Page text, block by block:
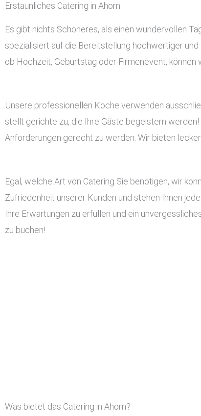
Erstaunliches Catering in Ahorn
Es gibt nichts Schöneres, als einen wundervollen
spezialisiert auf die Bereitstellung hochwertiger
ob Hochzeit, Geburtstag oder Firmenevent, können
Unsere professionellen Köche verwenden
stellt gerichte zu, die Ihre Gäste begeistern
Anforderungen gerecht zu werden. Wir bieten
Egal, welche Art von Catering Sie benötigen, wir
Zufriedenheit unserer Kunden und stehen Ihnen
Ihre Erwartungen zu erfüllen und ein
zu buchen!
Was bietet das Catering in Ahorn?